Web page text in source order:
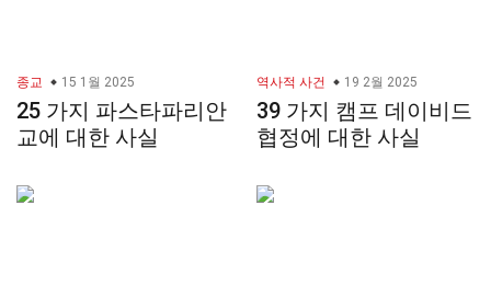
종교 15 1월 2025
25 가지 파스타파리안
교에 대한 사실
역사적 사건 19 2월 2025
39 가지 캠프 데이비드
협정에 대한 사실